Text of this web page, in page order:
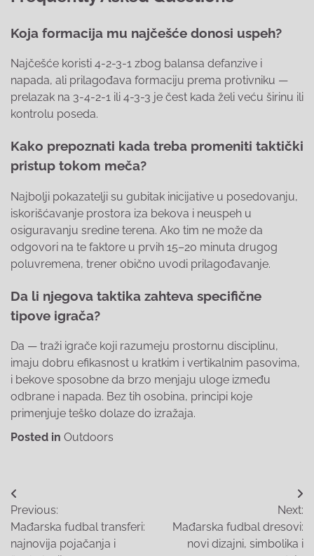
Koja formacija mu najčešće donosi uspeh?
Najčešće koristi 4-2-3-1 zbog balansa defanzive i
napada, ali prilagođava formaciju prema protivniku —
prelazak na 3-4-2-1 ili 4-3-3 je čest kada želi veću širinu ili
kontrolu poseda.
Kako prepoznati kada treba promeniti taktički
pristup tokom meča?
Najbolji pokazatelji su gubitak inicijative u posedovanju,
iskorišćavanje prostora iza bekova i neuspeh u
osiguravanju sredine terena. Ako tim ne može da
odgovori na te faktore u prvih 15–20 minuta drugog
poluvremena, trener obično uvodi prilagođavanje.
Da li njegova taktika zahteva specifične
tipove igrača?
Da — traži igrače koji razumeju prostornu disciplinu,
imaju dobru efikasnost u kratkim i vertikalnim pasovima,
i bekove sposobne da brzo menjaju uloge između
odbrane i napada. Bez tih osobina, principi koje
primenjuje teško dolaze do izražaja.
Posted in Outdoors
Post
navigation
Previous:
Mađarska fudbal transferi:
najnovija pojačanja i
Next:
Mađarska fudbal dresovi:
novi dizajni, simbolika i